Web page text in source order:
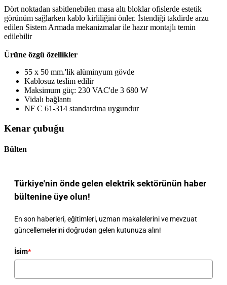
Dört noktadan sabitlenebilen masa altı bloklar ofislerde estetik
görünüm sağlarken kablo kirliliğini önler. İstendiği takdirde arzu
edilen Sistem Armada mekanizmalar ile hazır montajlı temin
edilebilir
Ürüne özgü özellikler
55 x 50 mm.'lik alüminyum gövde
Kablosuz teslim edilir
Maksimum güç: 230 VAC'de 3 680 W
Vidalı bağlantı
NF C 61-314 standardına uygundur
Kenar çubuğu
Bülten
Türkiye'nin önde gelen elektrik sektörünün haber
bültenine üye olun!
En son haberleri, eğitimleri, uzman makalelerini ve mevzuat
güncellemelerini doğrudan gelen kutunuza alın!
İsim*